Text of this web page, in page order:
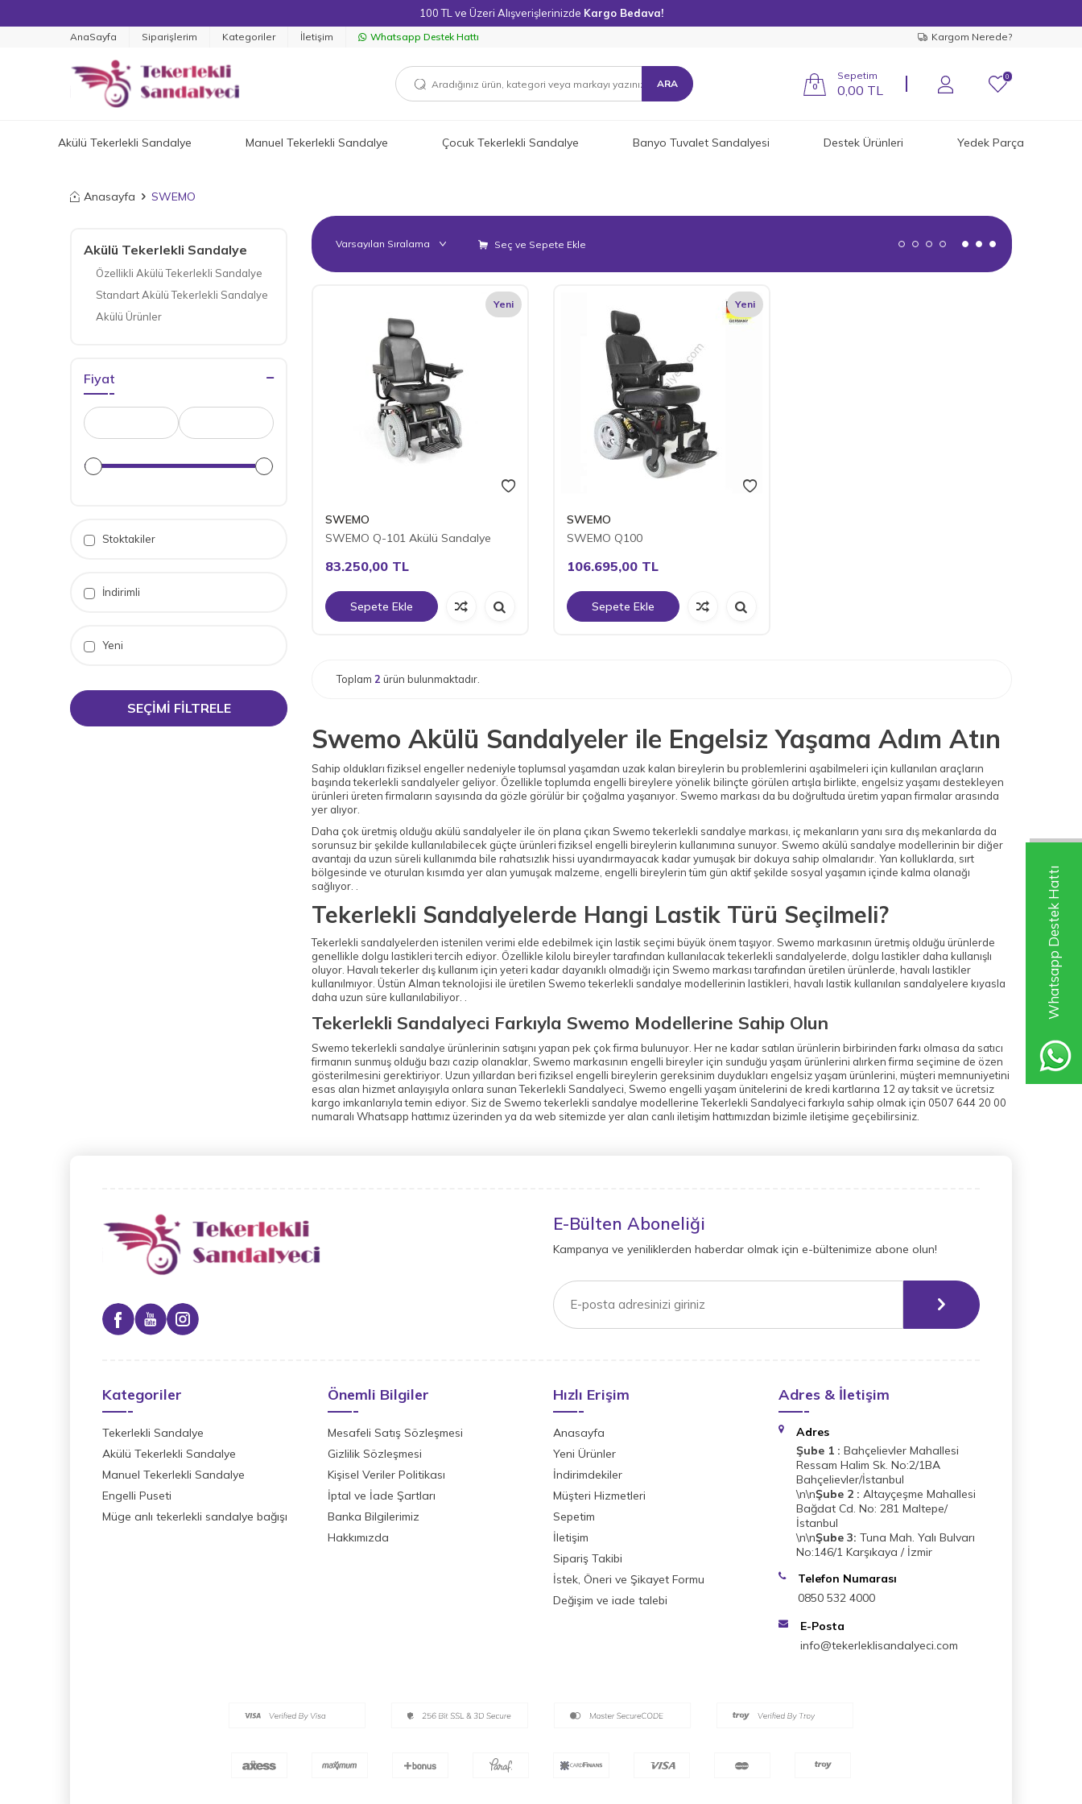
Whatsapp Destek Hattı
100 TL ve Üzeri Alışverişlerinizde Kargo Bedava!
AnaSayfa Siparişlerim Kategoriler İletişim Whatsapp Destek Hattı Kargom Nerede?
ARA 0
Sepetim
0,00 TL
0
Akülü Tekerlekli Sandalye Manuel Tekerlekli Sandalye Çocuk Tekerlekli Sandalye Banyo Tuvalet Sandalyesi Destek Ürünleri Yedek Parça
Anasayfa SWEMO
Akülü Tekerlekli Sandalye
Özellikli Akülü Tekerlekli Sandalye
Standart Akülü Tekerlekli Sandalye
Akülü Ürünler
Fiyat
Stoktakiler
İndirimli
Yeni
SEÇIMI FILTRELE
Seç ve Sepete Ekle
Yeni
SWEMO
SWEMO Q-101 Akülü Sandalye
83.250,00 TL
Sepete Ekle
Yeni
SWEMO
SWEMO Q100
106.695,00TL
Sepete Ekle
Toplam 2 ürün bulunmaktadır.
Swemo Akülü Sandalyeler ile Engelsiz Yaşama Adım Atın
Sahip oldukları fiziksel engeller nedeniyle toplumsal yaşamdan uzak kalan bireylerin bu problemlerini aşabilmeleri için kullanılan araçların
başında tekerlekli sandalyeler geliyor. Özellikle toplumda engelli bireylere yönelik bilinçte görülen artışla birlikte, engelsiz yaşamı destekleyen
ürünleri üreten firmaların sayısında da gözle görülür bir çoğalma yaşanıyor. Swemo markası da bu doğrultuda üretim yapan firmalar arasında
yer alıyor.
Daha çok üretmiş olduğu akülü sandalyeler ile ön plana çıkan Swemo tekerlekli sandalye markası, iç mekanların yanı sıra dış mekanlarda da
sorunsuz bir şekilde kullanılabilecek güçte ürünleri fiziksel engelli bireylerin kullanımına sunuyor. Swemo akülü sandalye modellerinin bir diğer
avantajı da uzun süreli kullanımda bile rahatsızlık hissi uyandırmayacak kadar yumuşak bir dokuya sahip olmalarıdır. Yan kolluklarda, sırt
bölgesinde ve oturulan kısımda yer alan yumuşak malzeme, engelli bireylerin tüm gün aktif şekilde sosyal yaşamın içinde kalma olanağı
sağlıyor. .
Tekerlekli Sandalyelerde Hangi Lastik Türü Seçilmeli?
Tekerlekli sandalyelerden istenilen verimi elde edebilmek için lastik seçimi büyük önem taşıyor. Swemo markasının üretmiş olduğu ürünlerde
genellikle dolgu lastikleri tercih ediyor. Özellikle kilolu bireyler tarafından kullanılacak tekerlekli sandalyelerde, dolgu lastikler daha kullanışlı
oluyor. Havalı tekerler dış kullanım için yeteri kadar dayanıklı olmadığı için Swemo markası tarafından üretilen ürünlerde, havalı lastikler
kullanılmıyor. Üstün Alman teknolojisi ile üretilen Swemo tekerlekli sandalye modellerinin lastikleri, havalı lastik kullanılan sandalyelere kıyasla
daha uzun süre kullanılabiliyor. .
Tekerlekli Sandalyeci Farkıyla Swemo Modellerine Sahip Olun
Swemo tekerlekli sandalye ürünlerinin satışını yapan pek çok firma bulunuyor. Her ne kadar satılan ürünlerin birbirinden farkı olmasa da satıcı
firmanın sunmuş olduğu bazı cazip olanaklar, Swemo markasının engelli bireyler için sunduğu yaşam ürünlerini alırken firma seçimine de özen
gösterilmesini gerektiriyor. Uzun yıllardan beri fiziksel engelli bireylerin gereksinim duydukları engelsiz yaşam ürünlerini, müşteri memnuniyetini
esas alan hizmet anlayışıyla onlara sunan Tekerlekli Sandalyeci, Swemo engelli yaşam ünitelerini de kredi kartlarına 12 ay taksit ve ücretsiz
kargo imkanlarıyla temin ediyor. Siz de Swemo tekerlekli sandalye modellerine Tekerlekli Sandalyeci farkıyla sahip olmak için 0507 644 20 00
numaralı Whatsapp hattımız üzerinden ya da web sitemizde yer alan canlı iletişim hattımızdan bizimle iletişime geçebilirsiniz.
E-Bülten Aboneliği
Kampanya ve yeniliklerden haberdar olmak için e-bültenimize abone olun!
Kategoriler
Tekerlekli Sandalye
Akülü Tekerlekli Sandalye
Manuel Tekerlekli Sandalye
Engelli Puseti
Müge anlı tekerlekli sandalye bağışı
Önemli Bilgiler
Mesafeli Satış Sözleşmesi
Gizlilik Sözleşmesi
Kişisel Veriler Politikası
İptal ve İade Şartları
Banka Bilgilerimiz
Hakkımızda
Hızlı Erişim
Anasayfa
Yeni Ürünler
İndirimdekiler
Müşteri Hizmetleri
Sepetim
İletişim
Sipariş Takibi
İstek, Öneri ve Şikayet Formu
Değişim ve iade talebi
Adres & İletişim
Adres
Şube 1 : Bahçelievler Mahallesi
Ressam Halim Sk. No:2/1BA
Bahçelievler/İstanbul
\n\nŞube 2 : Altayçeşme Mahallesi
Bağdat Cd. No: 281 Maltepe/
İstanbul
\n\nŞube 3: Tuna Mah. Yalı Bulvarı
No:146/1 Karşıkaya / İzmir
Telefon Numarası
0850 532 4000
E-Posta
info@tekerleklisandalyeci.com